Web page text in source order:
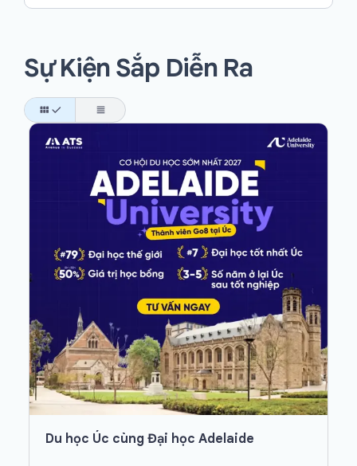
Sự Kiện Sắp Diễn Ra
Du học Úc cùng Đại học Adelaide